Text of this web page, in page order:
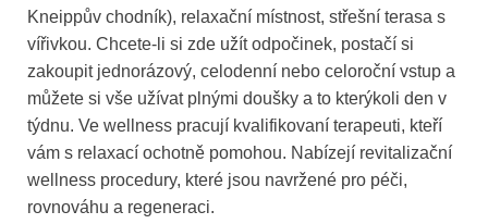
Kneippův chodník), relaxační místnost, střešní terasa s
vířivkou. Chcete-li si zde užít odpočinek, postačí si
zakoupit jednorázový, celodenní nebo celoroční vstup a
můžete si vše užívat plnými doušky a to kterýkoli den v
týdnu. Ve wellness pracují kvalifikovaní terapeuti, kteří
vám s relaxací ochotně pomohou. Nabízejí revitalizační
wellness procedury, které jsou navržené pro péči,
rovnováhu a regeneraci.